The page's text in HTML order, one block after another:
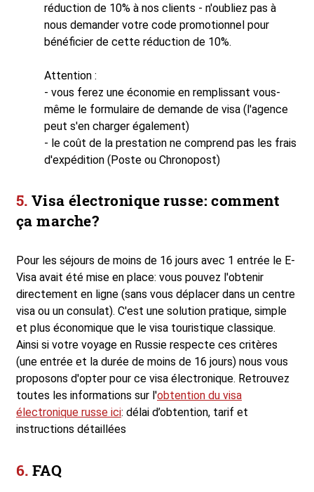
réduction de 10% à nos clients - n'oubliez pas à
nous demander votre code promotionnel pour
bénéficier de cette réduction de 10%.
Attention :
- vous ferez une économie en remplissant vous-
même le formulaire de demande de visa (l'agence
peut s'en charger également)
- le coût de la prestation ne comprend pas les frais
d'expédition (Poste ou Chronopost)
Visa électronique russe: comment
ça marche?
Pour les séjours de moins de 16 jours avec 1 entrée le E-
Visa avait été mise en place: vous pouvez l'obtenir
directement en ligne (sans vous déplacer dans un centre
visa ou un consulat). C'est une solution pratique, simple
et plus économique que le visa touristique classique.
Ainsi si votre voyage en Russie respecte ces critères
(une entrée et la durée de moins de 16 jours) nous vous
proposons d'opter pour ce visa électronique. Retrouvez
toutes les informations sur l'obtention du visa
électronique russe ici: délai d’obtention, tarif et
instructions détaillées
FAQ